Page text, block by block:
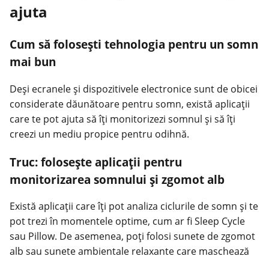
ajuta
Cum să folosești tehnologia pentru un somn
mai bun
Deși ecranele și dispozitivele electronice sunt de obicei
considerate dăunătoare pentru somn, există aplicații
care te pot ajuta să îți monitorizezi somnul și să îți
creezi un mediu propice pentru odihnă.
Truc: folosește aplicații pentru
monitorizarea somnului și zgomot alb
Există aplicații care îți pot analiza ciclurile de somn și te
pot trezi în momentele optime, cum ar fi Sleep Cycle
sau Pillow. De asemenea, poți folosi sunete de zgomot
alb sau sunete ambientale relaxante care maschează